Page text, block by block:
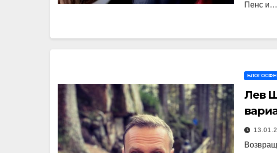
Пенс и…
Лев
нет